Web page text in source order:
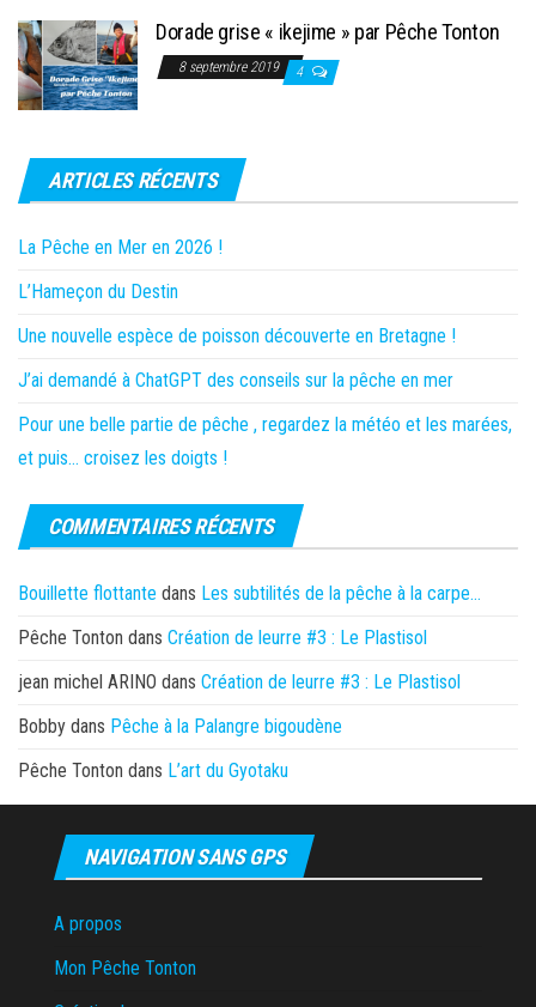
Dorade grise « ikejime » par Pêche Tonton
8 septembre 2019 4
ARTICLES RÉCENTS
La Pêche en Mer en 2026 !
L’Hameçon du Destin
Une nouvelle espèce de poisson découverte en Bretagne !
J’ai demandé à ChatGPT des conseils sur la pêche en mer
Pour une belle partie de pêche , regardez la météo et les marées,
et puis… croisez les doigts !
COMMENTAIRES RÉCENTS
Bouillette flottante dans Les subtilités de la pêche à la carpe…
Pêche Tonton dans Création de leurre #3 : Le Plastisol
jean michel ARINO dans Création de leurre #3 : Le Plastisol
Bobby dans Pêche à la Palangre bigoudène
Pêche Tonton dans L’art du Gyotaku
NAVIGATION SANS GPS
A propos
Mon Pêche Tonton